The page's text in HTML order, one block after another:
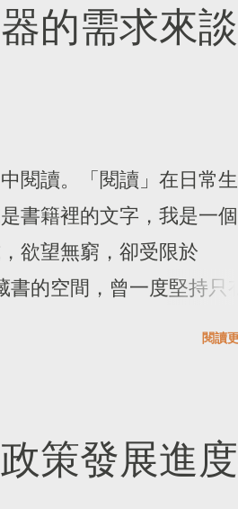
要有個什麼可以證明「自
價值」的最簡單方式，直
組合，只是日常瑣碎的流
情靠的不只是天分，有穩
顛倒、夜夜笙歌，可以寫
天賜下的禮物，相信規律
作品要成為經典，還需要
地利、人和」，只要作者
的台灣可以選擇自費出
離繁雜的事務，專心在寫
把權...
戰爭。閱讀者也可以專注
等、不人道、看似平等的
讀到女性在那個年代要爭
人種的女性在高等教育學
主角擁有語言的天分、先
擁有同樣族群、同樣階層
本小說剛開始引起我共鳴
名是《巴別塔學院》，自
，就告訴讀者們，這本書
侵略亞太的角度出發。 我
的需求來談
閱讀。「閱讀」在日常生
書籍裡的文字，我是一個
欲望無窮，卻受限於
書的空間，曾一度堅持只
沒在黑暗狹窄的機艙座位
日常生活中。小小的電子
閱讀
策發展進